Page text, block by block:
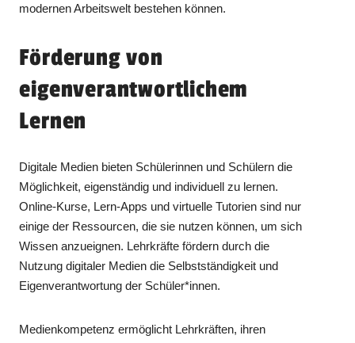
modernen Arbeitswelt bestehen können.
Förderung von
eigenverantwortlichem
Lernen
Digitale Medien bieten Schülerinnen und Schülern die
Möglichkeit, eigenständig und individuell zu lernen.
Online-Kurse, Lern-Apps und virtuelle Tutorien sind nur
einige der Ressourcen, die sie nutzen können, um sich
Wissen anzueignen. Lehrkräfte fördern durch die
Nutzung digitaler Medien die Selbstständigkeit und
Eigenverantwortung der Schüler*innen.
Medienkompetenz ermöglicht Lehrkräften, ihren